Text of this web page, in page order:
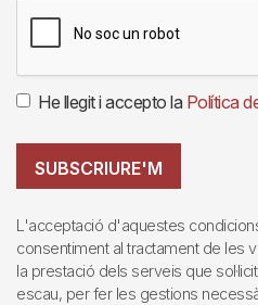
He llegit i accepto la Política
SUBSCRIURE'M
L'acceptació d'aquestes
consentiment al tractament de les
la prestació dels serveis que
escau, per fer les gestions